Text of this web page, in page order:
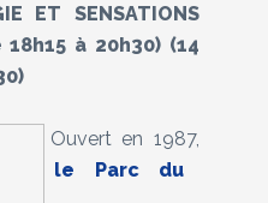
ET SENSATIONS
18h15 à 20h30) (14
Ouvert en 1987,
le Parc du